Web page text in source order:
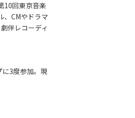
10回東京音楽
、CMやドラマ
伴レコーディ
に3度参加。現